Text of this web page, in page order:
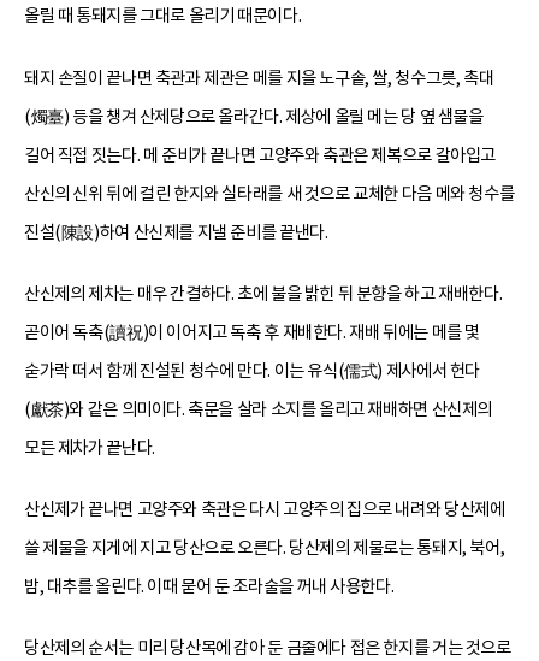
올릴 때 통돼지를 그대로 올리기 때문이다.
돼지 손질이 끝나면 축관과 제관은 메를 지을 노구솥, 쌀, 청수그릇, 촉대
(燭臺) 등을 챙겨 산제당으로 올라간다. 제상에 올릴 메는 당 옆 샘물을
길어 직접 짓는다. 메 준비가 끝나면 고양주와 축관은 제복으로 갈아입고
산신의 신위 뒤에 걸린 한지와 실타래를 새 것으로 교체한 다음 메와 청수를
진설(陳設)하여 산신제를 지낼 준비를 끝낸다.
산신제의 제차는 매우 간결하다. 초에 불을 밝힌 뒤 분향을 하고 재배한다.
곧이어 독축(讀祝)이 이어지고 독축 후 재배한다. 재배 뒤에는 메를 몇
숟가락 떠서 함께 진설된 청수에 만다. 이는 유식(儒式) 제사에서 헌다
(獻茶)와 같은 의미이다. 축문을 살라 소지를 올리고 재배하면 산신제의
모든 제차가 끝난다.
산신제가 끝나면 고양주와 축관은 다시 고양주의 집으로 내려와 당산제에
쓸 제물을 지게에 지고 당산으로 오른다. 당산제의 제물로는 통돼지, 북어,
밤, 대추를 올린다. 이때 묻어 둔 조라술을 꺼내 사용한다.
당산제의 순서는 미리 당산목에 감아 둔 금줄에다 접은 한지를 거는 것으로